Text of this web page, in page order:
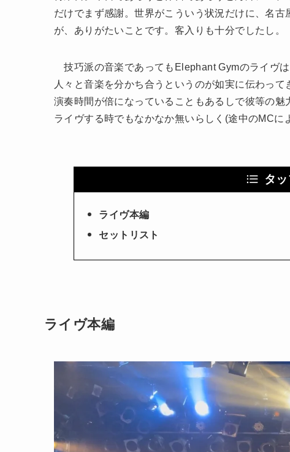
だけでまず感謝。世界がこういう状況だけに、名
が、ありがたいことです。客入りも十分でしたし。
技巧派の音楽であってもElephant Gymのライヴ
人々と音楽を分かち合うというのが如実に伝わっ
演奏時間が倍になっていることもあるしで彼等の
ライヴする時でもなかなか無いらしく(途中のMCに
タ
ライヴ本編
セットリスト
ライヴ本編